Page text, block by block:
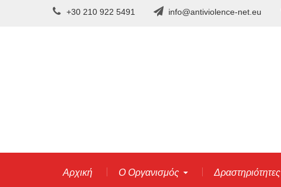
+30 210 922 5491 info@antiviolence-net.eu
Αρχική Ο Οργανισμός Δραστηριότητες